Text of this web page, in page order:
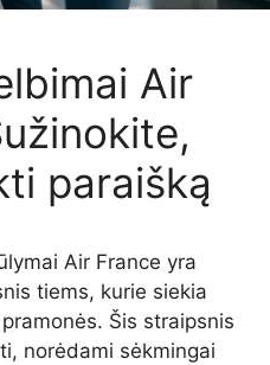
Air
paraišką
Air France yra
tiems, kurie siekia
Šis straipsnis
norėdami sėkmingai